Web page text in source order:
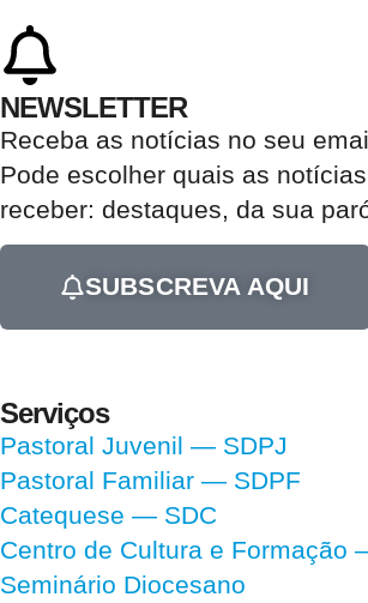
NEWSLETTER
Receba as notícias no seu
Pode escolher quais as
receber: destaques, da sua
SUBSCREVA AQUI
Serviços
Pastoral Juvenil — SDPJ
Pastoral Familiar — SDPF
Catequese — SDC
Centro de Cultura e Formação
Seminário Diocesano